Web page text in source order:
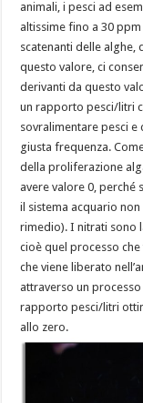
animali, i pesci ad
altissime fino a 30
scatenanti delle alghe,
questo valore, ci
derivanti da questo
un rapporto pesci/litri
sovralimentare pesci e
giusta frequenza.
della proliferazione
avere valore 0, perché
il sistema acquario
rimedio). I nitrati sono
cioè quel processo
che viene liberato
attraverso un
rapporto pesci/litri
allo zero.